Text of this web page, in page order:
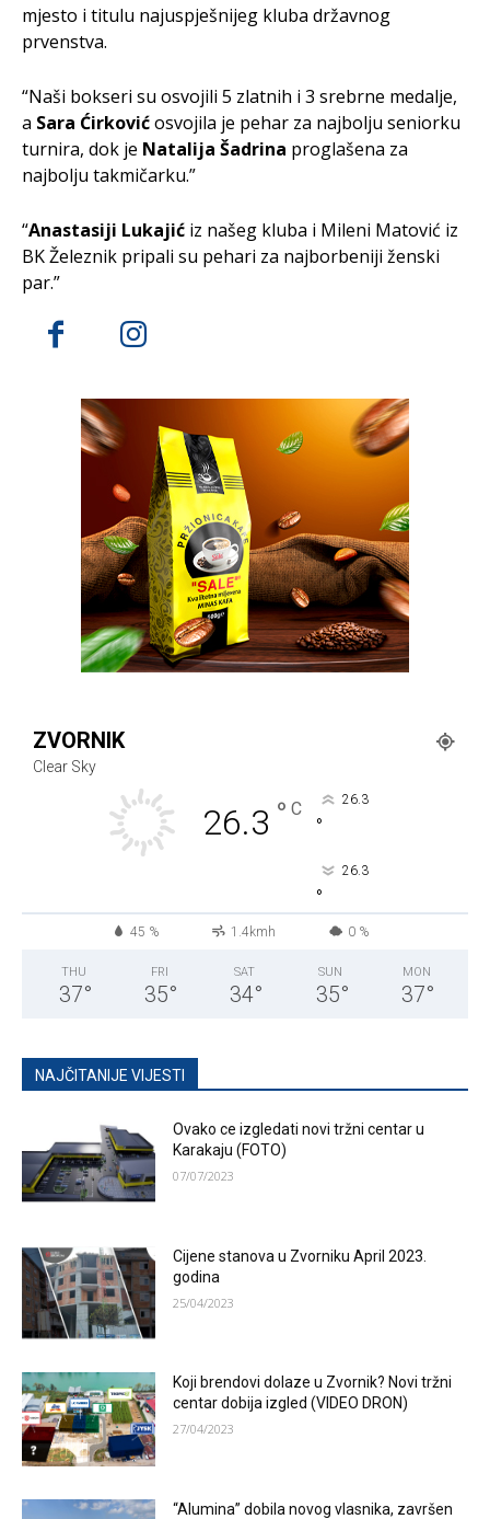
mjesto i titulu najuspješnijeg kluba državnog
prvenstva.
“Naši bokseri su osvojili 5 zlatnih i 3 srebrne medalje,
a Sara Ćirkovićosvojila je pehar za najbolju seniorku
turnira, dok je Natalija Šadrina proglašena za
najbolju takmičarku.”
“Anastasiji Lukajić iz našeg kluba i Mileni Matović iz
BK Železnik pripali su pehari za najborbeniji ženski
par.”
ZVORNIK
Clear Sky
26.3 ° C 26.3
°
26.3
°
45 % 1.4kmh 0 %
THU
37°
FRI
35°
SAT
34°
SUN
35°
MON
37°
NAJČITANIJE VIJESTI
Ovako ce izgledati novi tržni centar u
Karakaju (FOTO)
07/07/2023
Cijene stanova u Zvorniku April 2023.
godina
25/04/2023
Koji brendovi dolaze u Zvornik? Novi tržni
centar dobija izgled (VIDEO DRON)
27/04/2023
“Alumina” dobila novog vlasnika, završen